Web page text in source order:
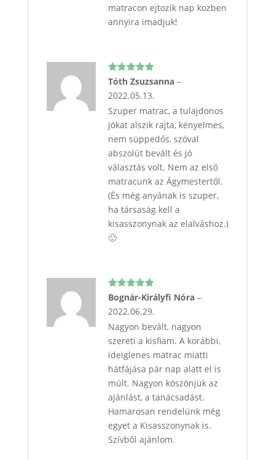
matracon ejtozik nap kozben
annyira imadjuk!
Értékelés:
Tóth Zsuzsanna –
2022.05.13.
Szuper matrac, a tulajdonos
jókat alszik rajta, kényelmes,
nem süppedős, szóval
abszolút bevált és jó
választás volt. Nem az első
matracunk az Ágymestertől.
(És még anyának is szuper,
ha társaság kell a
kisasszonynak az elalváshoz.)
🙂
Értékelés:
/ 5
Bognár-Királyfi Nóra –
2022.06.29.
Nagyon bevált, nagyon
szereti a kisfiam. A korábbi,
ideiglenes matrac miatti
hátfájása pár nap alatt el is
múlt. Nagyon köszönjük az
ajánlást, a tanácsadást.
Hamarosan rendelünk még
egyet a Kisasszonynak is.
Szívből ajánlom.